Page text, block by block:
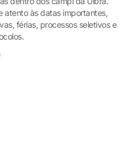
atento às datas importantes,
férias, processos seletivos e